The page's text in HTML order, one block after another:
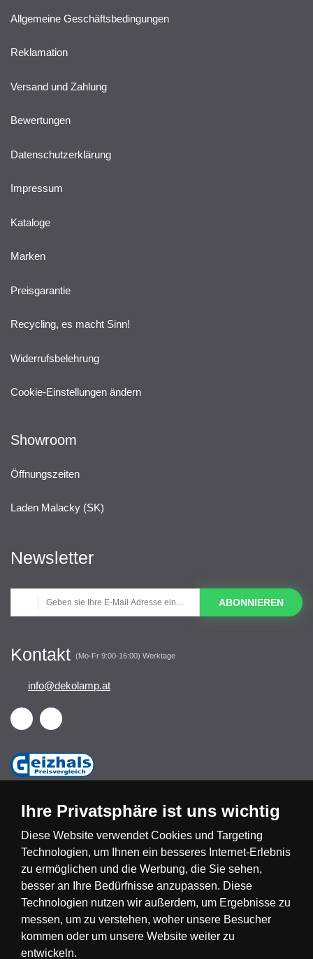
Allgemeine Geschäftsbedingungen
Reklamation
Versand und Zahlung
Bewertungen
Datenschutzerklärung
Impressum
Kataloge
Marken
Preisgarantie
Recycling, es macht Sinn!
Widerrufsbelehrung
Cookie-Einstellungen ändern
Showroom
Öffnungszeiten
Laden Malacky (SK)
Newsletter
ABONNIEREN
Kontakt (Mo-Fr 9:00-16:00) Werktage
info@dekolamp.at
Česká republika Slovensko Deutschland
Magyarország Österreich België
Nederland
Ihre Privatsphäre ist uns wichtig
Diese Website verwendet Cookies und Targeting
Technologien, um Ihnen ein besseres Internet-Erlebnis
zu ermöglichen und die Werbung, die Sie sehen,
besser an Ihre Bedürfnisse anzupassen. Diese
Technologien nutzen wir außerdem, um Ergebnisse zu
messen, um zu verstehen, woher unsere Besucher
kommen oder um unsere Website weiter zu
entwickeln.